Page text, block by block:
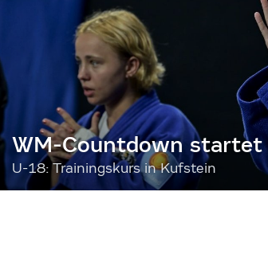
WM-Countdown startet
U-18: Trainingskurs in Kufstein